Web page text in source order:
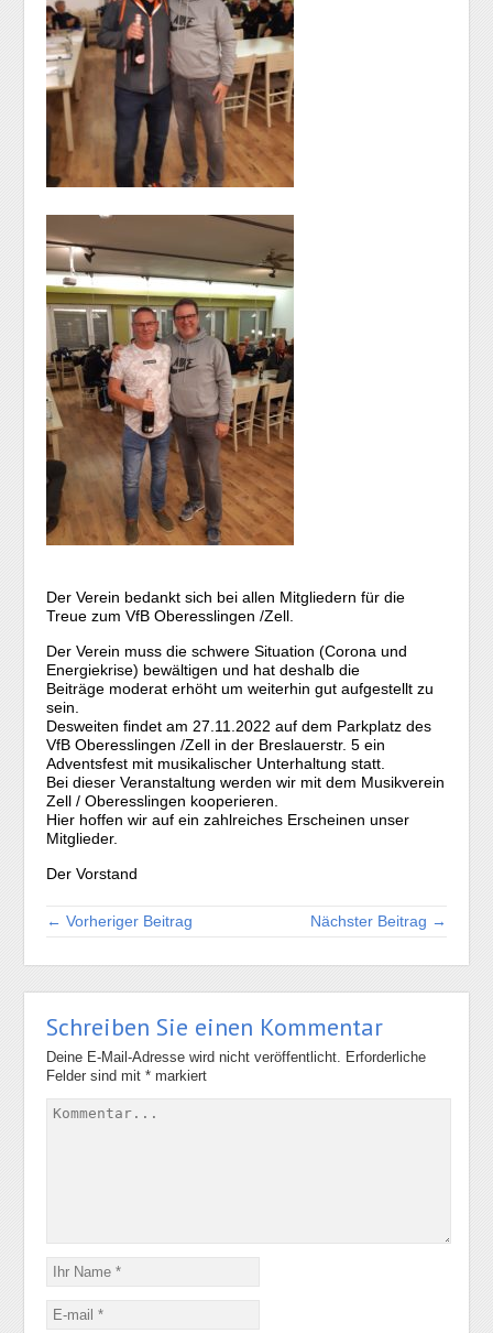
Der Verein bedankt sich bei allen Mitgliedern für die
Treue zum VfB Oberesslingen /Zell.
Der Verein muss die schwere Situation (Corona und
Energiekrise) bewältigen und hat deshalb die
Beiträge moderat erhöht um weiterhin gut aufgestellt zu
sein.
Desweiten findet am 27.11.2022 auf dem Parkplatz des
VfB Oberesslingen /Zell in der Breslauerstr. 5 ein
Adventsfest mit musikalischer Unterhaltung statt.
Bei dieser Veranstaltung werden wir mit dem Musikverein
Zell / Oberesslingen kooperieren.
Hier hoffen wir auf ein zahlreiches Erscheinen unser
Mitglieder.
Der Vorstand
← Vorheriger Beitrag Nächster Beitrag →
Schreiben Sie einen Kommentar
Deine E-Mail-Adresse wird nicht veröffentlicht. Erforderliche
Felder sind mit* markiert